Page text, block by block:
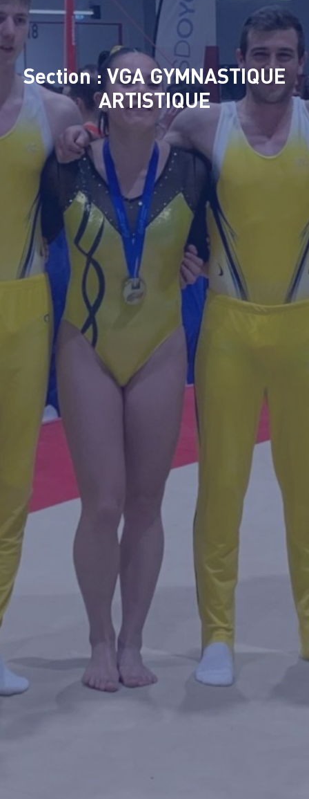
Section : VGA GYMNASTIQUE
ARTISTIQUE